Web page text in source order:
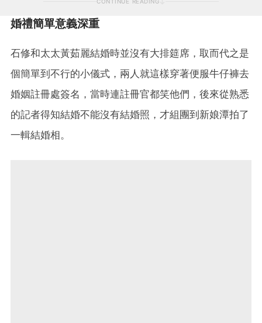
婚禮簡單意義深重
石修和太太黃茹麗結婚時並沒有大排筵席，取而代之是
個簡單到不行的小儀式，兩人就這樣穿著便服牛仔褲去
婚姻註冊處簽名，當時連註冊官都笑他們，後來從熟悉
的記者得知結婚不能沒有結婚照，才組團到新娘潭拍了
一輯結婚相。